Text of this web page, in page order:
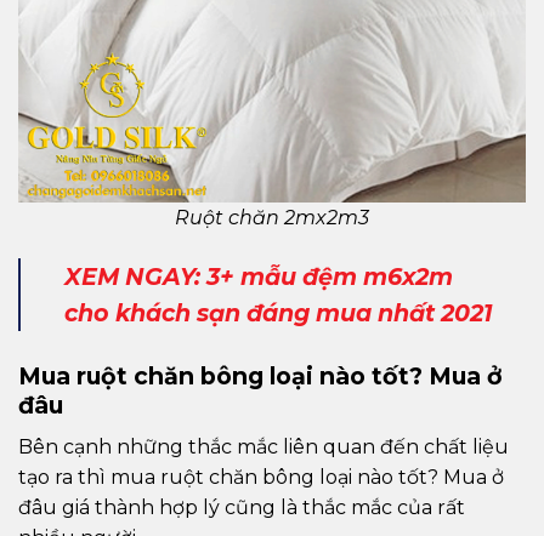
Ruột chăn 2mx2m3
XEM NGAY: 3+ mẫu đệm m6x2m
cho khách sạn đáng mua nhất 2021
Mua ruột chăn bông loại nào tốt? Mua ở
đâu
Bên cạnh những thắc mắc liên quan đến chất liệu
tạo ra thì mua ruột chăn bông loại nào tốt? Mua ở
đâu giá thành hợp lý cũng là thắc mắc của rất